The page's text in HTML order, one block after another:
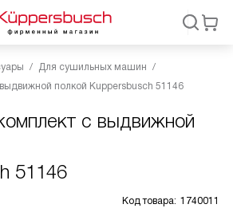
Для сушильных машин
полкой Kuppersbusch 51146
с выдвижной
51146
Код товара: 1740011